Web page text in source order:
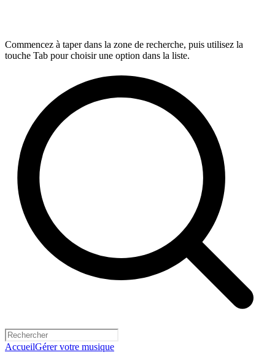
Commencez à taper dans la zone de recherche, puis utilisez la
touche Tab pour choisir une option dans la liste.
AccueilGérer votre musique